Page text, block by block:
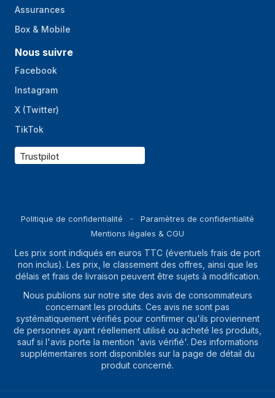
Assurances
Box & Mobile
Nous suivre
Facebook
Instagram
X (Twitter)
TikTok
Trustpilot
Politique de confidentialité
Paramètres de confidentialité
Mentions légales & CGU
Les prix sont indiqués en euros TTC (éventuels frais de port
non inclus). Les prix, le classement des offres, ainsi que les
délais et frais de livraison peuvent être sujets à modification.
Nous publions sur notre site des avis de consommateurs
concernant les produits. Ces avis ne sont pas
systématiquement vérifiés pour confirmer qu'ils proviennent
de personnes ayant réellement utilisé ou acheté les produits,
sauf si l'avis porte la mention 'avis vérifié'. Des informations
supplémentaires sont disponibles sur la page de détail du
produit concerné.